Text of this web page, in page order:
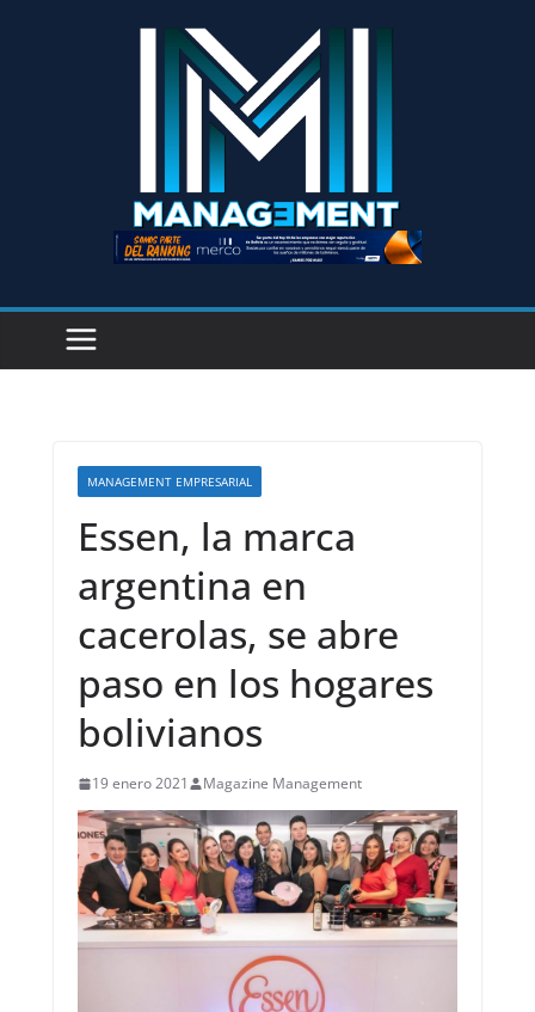
MANAGEMENT EMPRESARIAL
Essen, la marca
argentina en
cacerolas, se abre
paso en los hogares
bolivianos
19 enero 2021 Magazine Management